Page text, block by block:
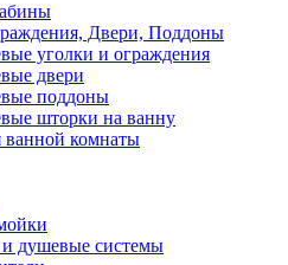
Двери, Поддоны
уголки и ограждения
двери
поддоны
шторки на ванну
ванной комнаты
душевые системы